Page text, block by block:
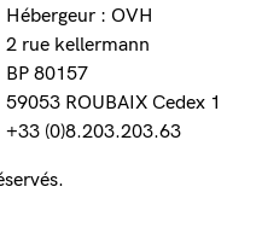
Hébergeur : OVH
2 rue kellermann
BP 80157
59053 ROUBAIX Cedex 1
+33 (0)8.203.203.63